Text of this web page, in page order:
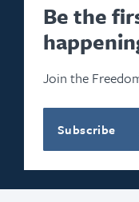
Be the
Join the
Subscribe